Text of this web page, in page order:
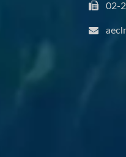
02-